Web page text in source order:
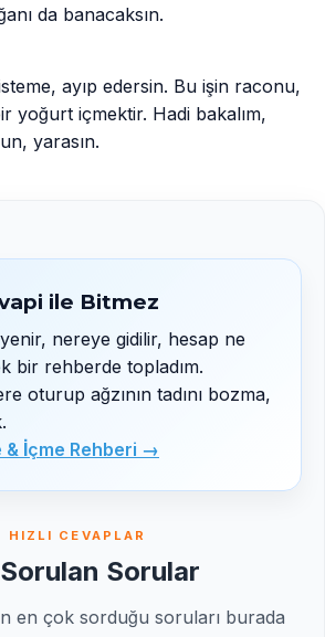
da banacaksın.
ayıp edersin. Bu işin raconu,
yoğurt içmektir. Hadi bakalım,
yarasın.
ile Bitmez
nereye gidilir, hesap ne
bir rehberde topladım.
oturup ağzının tadını bozma,
& İçme Rehberi →
HIZLI CEVAPLAR
Sorulan Sorular
en çok sorduğu soruları burada